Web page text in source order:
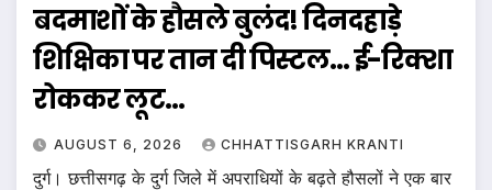
बदमाशों के हौसले बुलंद! दिनदहाड़े
शिक्षिका पर तान दी पिस्टल… ई-रिक्शा
रोककर लूट…
AUGUST 6, 2026 CHHATTISGARH KRANTI
दुर्ग। छत्तीसगढ़ के दुर्ग जिले में अपराधियों के बढ़ते हौसलों ने एक बार